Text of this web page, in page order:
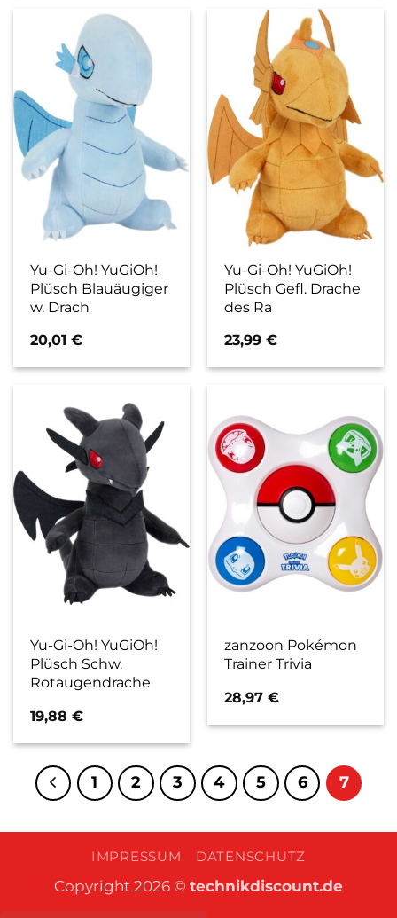
Yu-Gi-Oh! YuGiOh!
Plüsch Blauäugiger
w. Drach
20,01€
Yu-Gi-Oh! YuGiOh!
Plüsch Gefl. Drache
des Ra
23,99€
Yu-Gi-Oh! YuGiOh!
Plüsch Schw.
Rotaugendrache
19,88€
zanzoon Pokémon
Trainer Trivia
28,97€
1 2 3 4 5 6 7
IMPRESSUM DATENSCHUTZ
Copyright 2026 © technikdiscount.de